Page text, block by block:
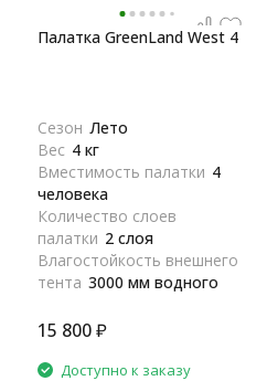
Палатка GreenLand West 4
Сезон Лето
Вес 4 кг
Вместимость палатки 4
человека
Количество слоев
палатки 2 слоя
Влагостойкость внешнего
тента 3000 мм водного
Каркас Фиберглас
15 800₽
Доступно к заказу